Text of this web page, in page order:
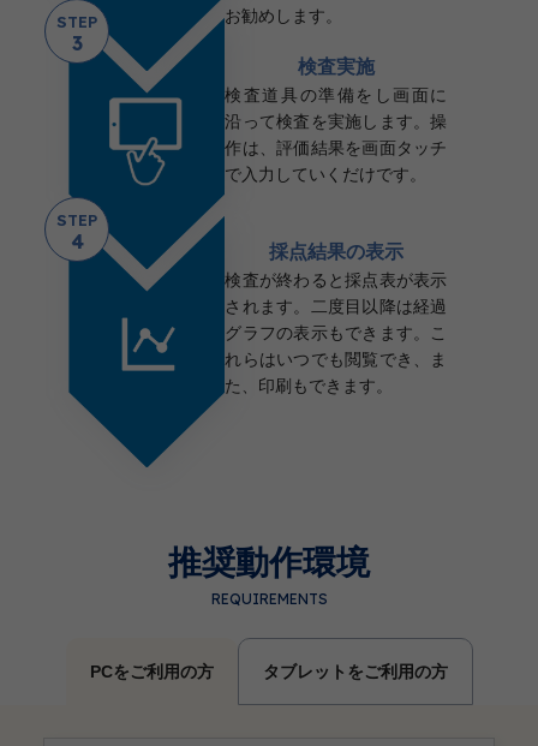
お勧めします。
STEP
3
検査実施
検査道具の準備をし画面に
沿って検査を実施します。操
作は、評価結果を画面タッチ
で入力していくだけです。
STEP
4 採点結果の表示
検査が終わると採点表が表示
されます。二度目以降は経過
グラフの表示もできます。こ
れらはいつでも閲覧でき、ま
た、印刷もできます。
推奨動作環境
REQUIREMENTS
PCをご利用の方 タブレットをご利用の方